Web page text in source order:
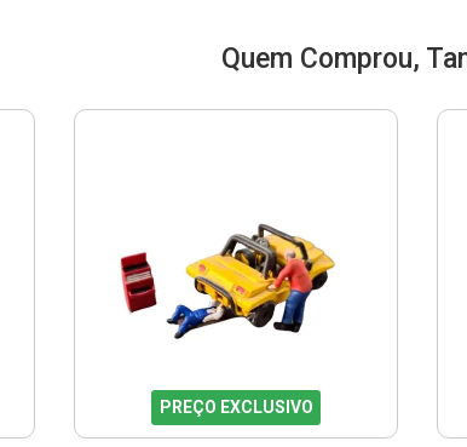
Quem Comprou,
PREÇO EXCLUSIVO